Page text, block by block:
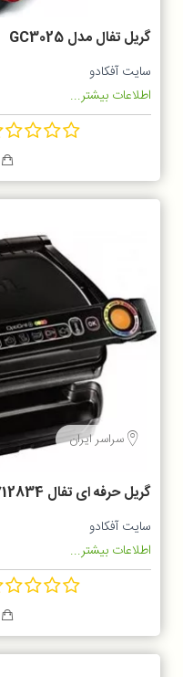
گریل تفال مدل GC3025
سایت آفکادو
اطلاعات بیشتر...
0
سراسر ایران
گریل حرفه ای تفال GC712834
سایت آفکادو
اطلاعات بیشتر...
0